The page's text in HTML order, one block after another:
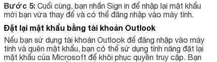
Bước 5:Cuối cùng, bạn nhấn Sign in để nhập lại mật khẩu
mới bạn vừa thay để và có thể đăng nhập vào máy tính.
Đặt lại mật khẩu bằng tài khoản Outlook
Nếu bạn sử dụng tài khoản Outlook để đăng nhập vào máy
tính và quên mật khẩu, bạn có thể sử dụng tính năng đặt lại
mật khẩu của Microsoft để khôi phục quyền truy cập. Bạn